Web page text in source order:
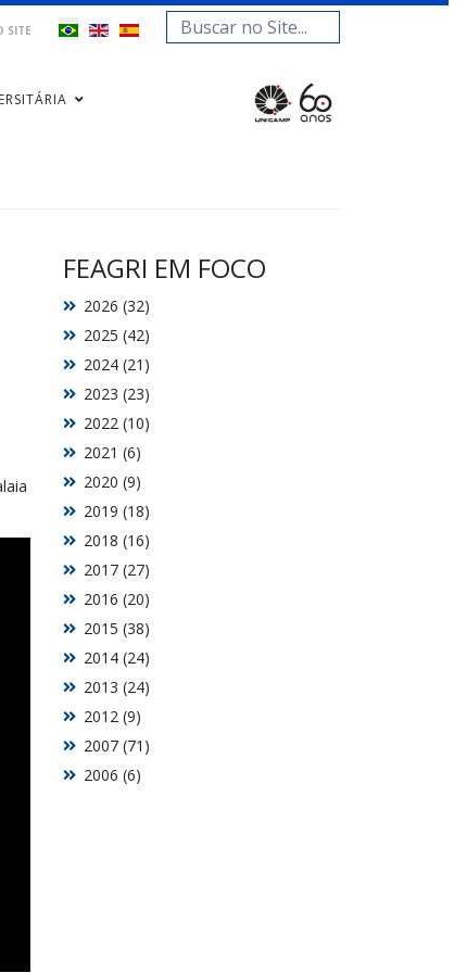
SITE Pesquisar...
FEAGRI EM FOCO
2006 (6)
2007 (71)
2012 (9)
2013 (24)
2014 (24)
2015 (38)
2016 (20)
2017 (27)
2018 (16)
2019 (18)
2020 (9)
2021 (6)
2022 (10)
2023 (23)
2024 (21)
2025 (42)
2026 (32)